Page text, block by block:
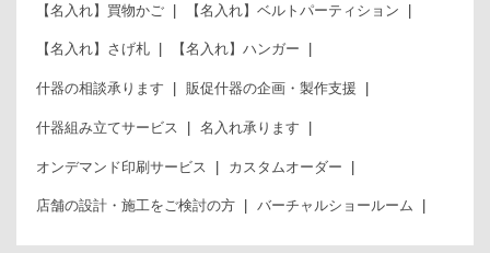
【名入れ】買物かご 【名入れ】ベルトパーティション
【名入れ】さげ札 【名入れ】ハンガー
什器の相談承ります 販促什器の企画・製作支援
什器組み立てサービス 名入れ承ります
オンデマンド印刷サービス カスタムオーダー
店舗の設計・施工をご検討の方 バーチャルショールーム